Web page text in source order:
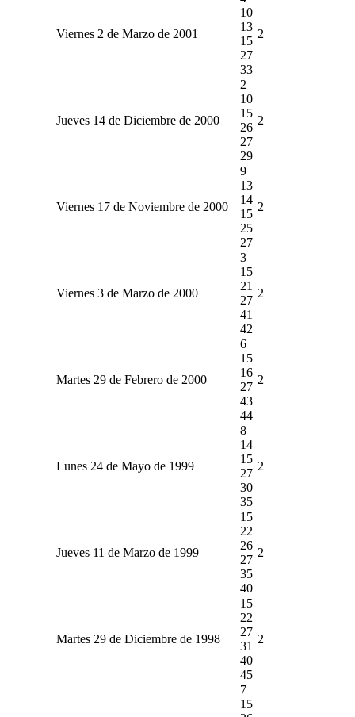
Viernes 2 de Marzo de 2001
10
13
15
27
33
2
Jueves 14 de Diciembre de 2000
2
10
15
26
27
29
2
Viernes 17 de Noviembre de 2000
9
13
14
15
25
27
2
Viernes 3 de Marzo de 2000
3
15
21
27
41
42
2
Martes 29 de Febrero de 2000
6
15
16
27
43
44
2
Lunes 24 de Mayo de 1999
8
14
15
27
30
35
2
Jueves 11 de Marzo de 1999
15
22
26
27
35
40
2
Martes 29 de Diciembre de 1998
15
22
27
31
40
45
2
7
15